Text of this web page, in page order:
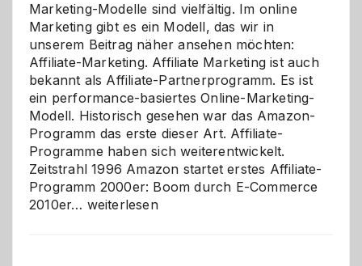
Marketing-Modelle sind vielfältig. Im online
Marketing gibt es ein Modell, das wir in
unserem Beitrag näher ansehen möchten:
Affiliate-Marketing. Affiliate Marketing ist auch
bekannt als Affiliate-Partnerprogramm. Es ist
ein performance-basiertes Online-Marketing-
Modell. Historisch gesehen war das Amazon-
Programm das erste dieser Art. Affiliate-
Programme haben sich weiterentwickelt.
Zeitstrahl 1996 Amazon startet erstes Affiliate-
Programm 2000er: Boom durch E-Commerce
2010er… Affiliate-
weiterlesen